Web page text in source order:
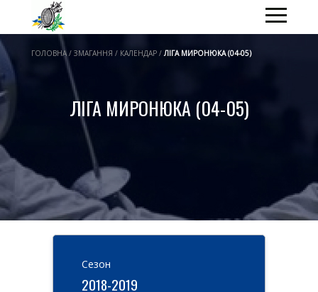
ГОЛОВНА / ЗМАГАННЯ / КАЛЕНДАР /ЛІГА МИРОНЮКА (04-05)
ЛІГА МИРОНЮКА (04-05)
Cезон
2018-2019